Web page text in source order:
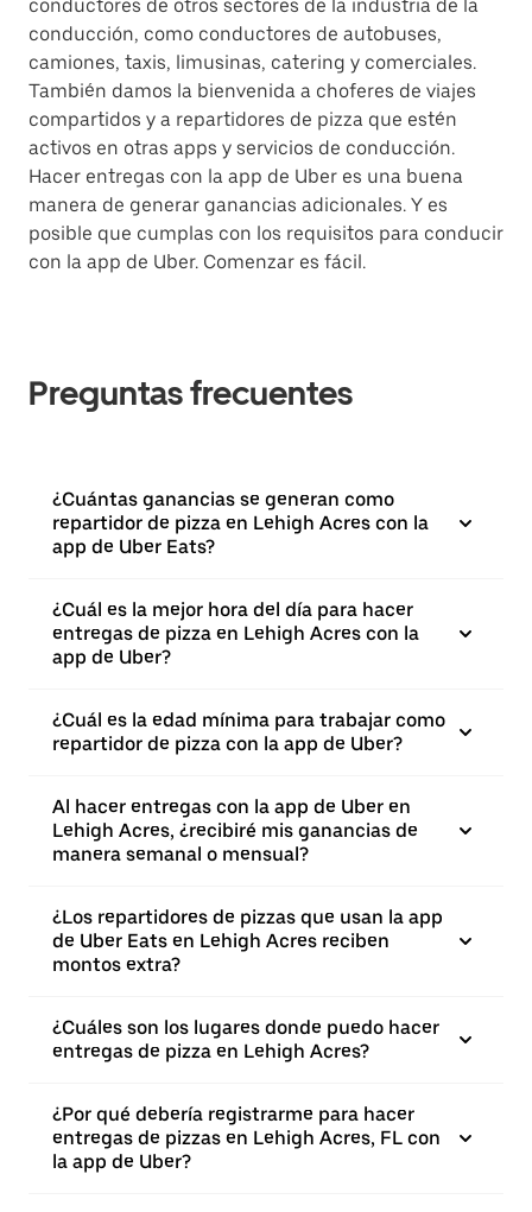
conductores de otros sectores de la industria de la
conducción, como conductores de autobuses,
camiones, taxis, limusinas, catering y comerciales.
También damos la bienvenida a choferes de viajes
compartidos y a repartidores de pizza que estén
activos en otras apps y servicios de conducción.
Hacer entregas con la app de Uber es una buena
manera de generar ganancias adicionales. Y es
posible que cumplas con los requisitos para conducir
con la app de Uber. Comenzar es fácil.
Preguntas frecuentes
¿Cuántas ganancias se generan como
repartidor de pizza en Lehigh Acres con la
app de Uber Eats?
¿Cuál es la mejor hora del día para hacer
entregas de pizza en Lehigh Acres con la
app de Uber?
¿Cuál es la edad mínima para trabajar como
repartidor de pizza con la app de Uber?
Al hacer entregas con la app de Uber en
Lehigh Acres, ¿recibiré mis ganancias de
manera semanal o mensual?
¿Los repartidores de pizzas que usan la app
de Uber Eats en Lehigh Acres reciben
montos extra?
¿Cuáles son los lugares donde puedo hacer
entregas de pizza en Lehigh Acres?
¿Por qué debería registrarme para hacer
entregas de pizzas en Lehigh Acres, FL con
la app de Uber?